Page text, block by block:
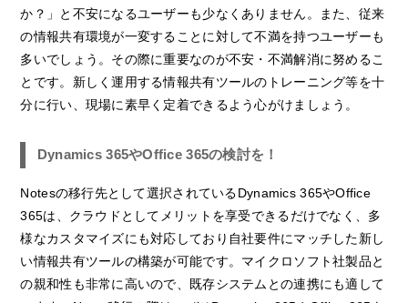
か？」と不安になるユーザーも少なくありません。また、従来
の情報共有環境が一変することに対して不満を持つユーザーも
多いでしょう。その際に重要なのが不安・不満解消に努めるこ
とです。新しく運用する情報共有ツールのトレーニング等を十
分に行い、現場に素早く定着できるよう心がけましょう。
Dynamics 365やOffice 365の検討を！
Notesの移行先として選択されているDynamics 365やOffice
365は、クラウドとしてメリットを享受できるだけでなく、多
様なカスタマイズにも対応しており自社要件にマッチした新し
い情報共有ツールの構築が可能です。マイクロソフト社製品と
の親和性も非常に高いので、既存システムとの連携にも適して